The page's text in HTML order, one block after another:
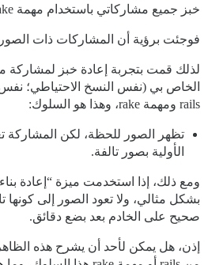
خبز جميع مشاركاتي باستخدام مهمة rake.
فوجئت برؤية أن المشاركات ذات
لذلك قمت بتجربة إعادة خبز لمشاركة
الخاص بي (نفس النسخ الاحتياطي؛ نفس
rails ومهمة rake، وهذا هو السلوك:
تظهر الصور للحظة، لكن المشاركة
الأولية بصور تالفة.
بشكل مثالي، ولا تعود الصور إلى كونها
صحيح على الخادم بعد بضع دقائق.
إذن، هل يمكن لأحد أن يشرح هذه